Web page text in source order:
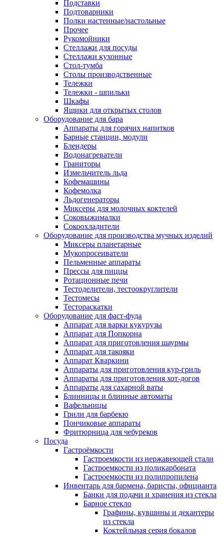
Подставки
Подтоварники
Полки настенные/настольные
Прочее
Рукомойники
Стеллажи для посуды
Стеллажи кухонные
Стол-тумба
Столы производственные
Тележки
Тележки - шпильки
Шкафы
Ящики для открытых столов
Оборудование для бара
Аппараты для горячих напитков
Барные станции, модули
Блендеры
Водонагреватели
Граниторы
Измельчитель льда
Кофемашины
Кофемолка
Льдогенераторы
Миксеры для молочных коктелей
Соковыжималки
Сокоохладители
Оборудование для производства мучных изделий
Миксеры планетарные
Мукопросеиватели
Пельменные аппараты
Прессы для пиццы
Ротационные печи
Тестоделители, тестоокруглители
Тестомесы
Тестораскатки
Оборудование для фаст-фуда
Аппарат для варки кукурузы
Аппарат для Попкорна
Аппарат для приготовления шаурмы
Аппарат для такояки
Аппарат Кваркини
Аппараты для приготовления кур-гриль
Аппараты для приготовления хот-догов
Аппараты для сахарной ваты
Блинницы и блинные автоматы
Вафельницы
Грили для барбекю
Пончиковые аппараты
Фритюрница для чебуреков
Посуда
Гастроёмкости
Гастроемкости из нержавеющей стали
Гастроемкости из поликарбоната
Гастроемкости из полипропилена
Инвентарь для бармена, баристы, официанта
Банки для подачи и хранения из стекла
Барное стекло
Графины, кувшины и декантеры
из стекла
Коктейльная серия бокалов